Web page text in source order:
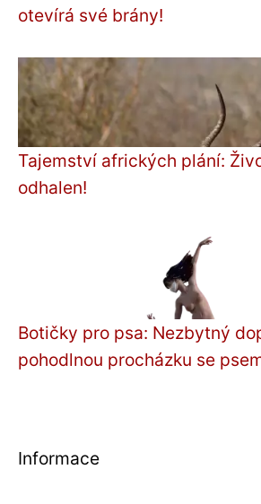
otevírá své brány!
Tajemství afrických plání:
odhalen!
Botičky pro psa: Nezbytný
pohodlnou procházku se
Informace